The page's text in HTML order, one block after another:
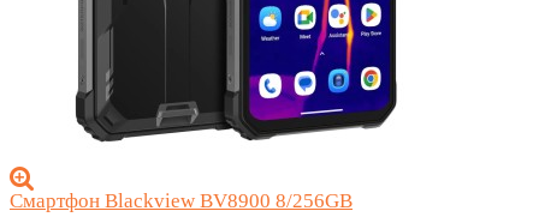
Смартфон Blackview BV8900 8/256GB